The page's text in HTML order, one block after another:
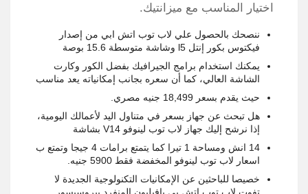
اختيار المناسب مع ميزانتيك.
ننصحك بالحصول علي لاب توب اتش ابي من إصدار
فيكتوس بكور إنتل l5 وشاشة متوسطة 15.6 بوصة
يمكنك استخدام برامج الجيرافيك بفضل الكور وكارت
الشاشة العالي، كما أن سعره بجانب إمكانياته يعد مناسب
حيث يقدم بسعر 18,499 جنيه مصري.
هل تبحث عن جهاز بسعر في متناول اليد لأعمالك اليومية،
إذا نرشح إليك جهاز لاب توب لينوفو V14 بشاشة
14 انش ومساحة 1 تيرا كما يتمتع برامات 4 جيجا وتمتع ب
اسعار لاب توب لينوفو المخفضة فقط 5900 جنيه.
خصيصا للباحثين عن الإمكانيات التكنولوجية الجديدة لا
تفوت لاب توب اتش بي بافيليون المنفرد ببروسيسور